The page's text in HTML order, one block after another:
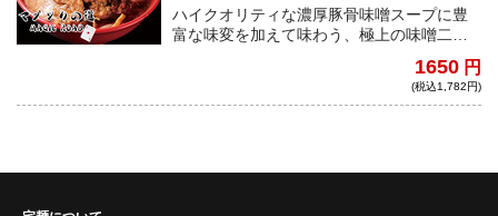
ハイクオリティな濃厚豚骨味噌スープに豊
富な味変を加えて味わう、極上の味噌二郎
1650 円
(税込1,782円)